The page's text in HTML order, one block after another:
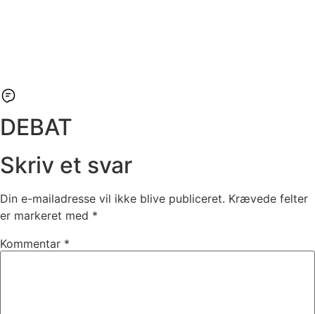
DEBAT
Skriv et svar
Din e-mailadresse vil ikke blive publiceret. Krævede felter
er markeret med *
Kommentar *